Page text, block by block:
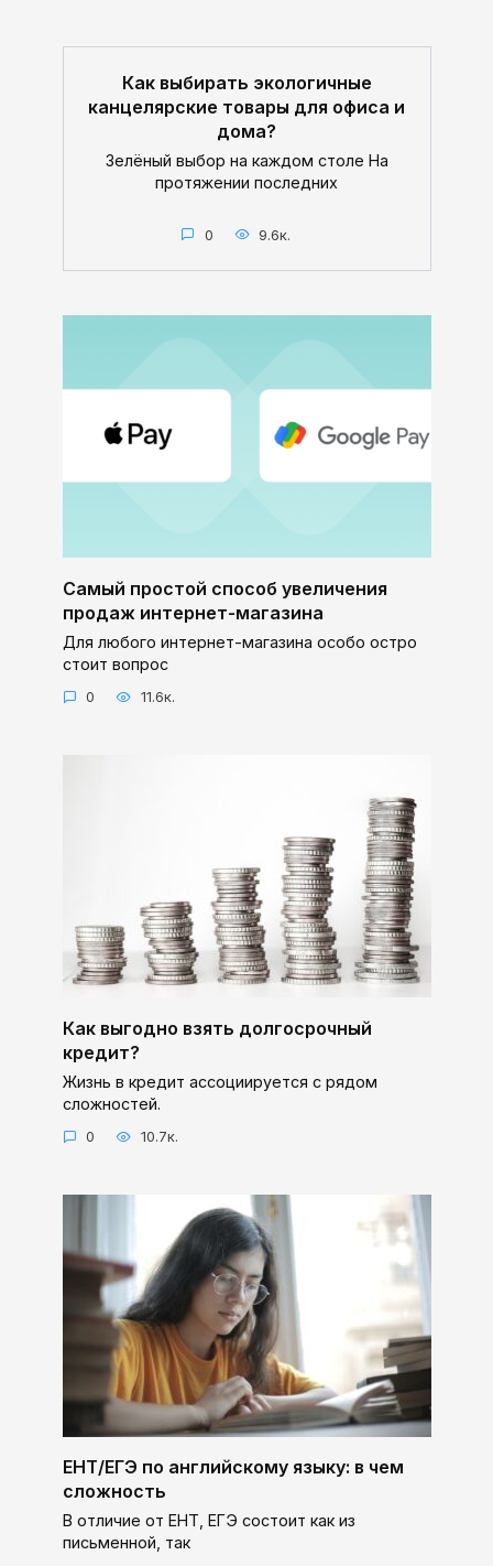
Как выбирать экологичные
канцелярские товары для офиса и
дома?
Зелёный выбор на каждом столе На
протяжении последних
0 9.6к.
Самый простой способ увеличения
продаж интернет-магазина
Для любого интернет-магазина особо остро
стоит вопрос
0 11.6к.
Как выгодно взять долгосрочный
кредит?
Жизнь в кредит ассоциируется с рядом
сложностей.
0 10.7к.
ЕНТ/ЕГЭ по английскому языку: в чем
сложность
В отличие от ЕНТ, ЕГЭ состоит как из
письменной, так